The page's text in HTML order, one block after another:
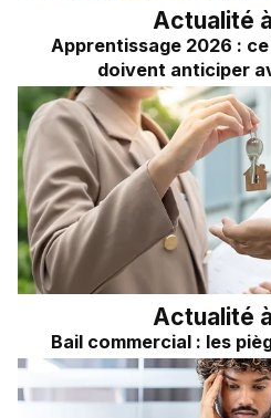
Actualité
Apprentissage 2026 :
doivent anticiper
Actualité
Bail commercial : les